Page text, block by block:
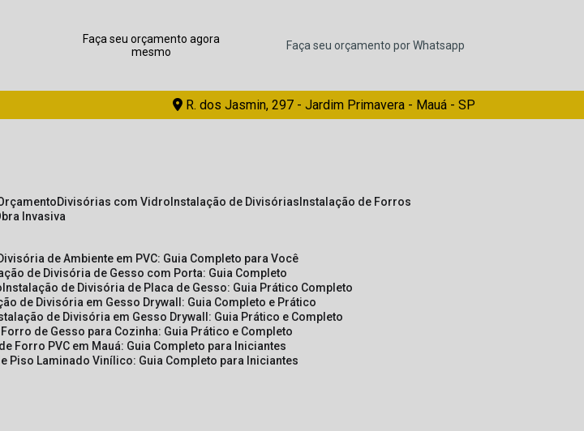
Faça seu orçamento agora
mesmo
Faça seu orçamento por Whatsapp
R. dos Jasmin, 297 - Jardim Primavera - Mauá - SP
Divisórias com Vidro Instalação de Divisórias Instalação de Forros
Invasiva
de Ambiente em PVC: Guia Completo para Você
de Divisória de Gesso com Porta: Guia Completo
Instalação de Divisória de Placa de Gesso: Guia Prático Completo
de Divisória em Gesso Drywall: Guia Completo e Prático
de Divisória em Gesso Drywall: Guia Prático e Completo
de Gesso para Cozinha: Guia Prático e Completo
Forro PVC em Mauá: Guia Completo para Iniciantes
Piso Laminado Vinílico: Guia Completo para Iniciantes